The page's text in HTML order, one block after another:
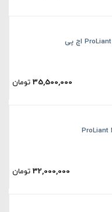
35,500,000تومان
32,000,000تومان